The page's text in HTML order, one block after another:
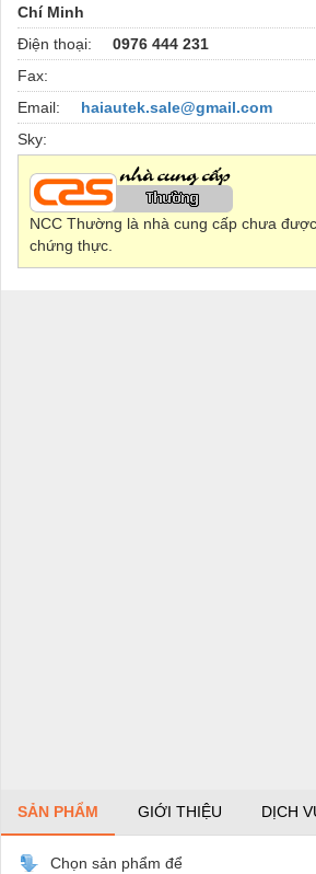
Chí Minh
Điện thoại:
0976 444 231
Fax:
Email:
haiautek.sale@gmail.com
Sky:
NCC Thường là nhà cung cấp chưa
chứng thực.
SẢN PHẨM GIỚI THIỆU DỊCH
Chọn sản phẩm để